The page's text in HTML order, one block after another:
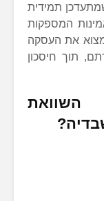
תמידית
המספקות
את העסקה
תוך חיסכון
השוואת